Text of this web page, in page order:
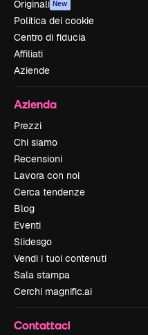
Originali New
Politica dei cookie
Centro di fiducia
Affiliati
Aziende
Azienda
Prezzi
Chi siamo
Recensioni
Lavora con noi
Cerca tendenze
Blog
Eventi
Slidesgo
Vendi i tuoi contenuti
Sala stampa
Cerchi magnific.ai
Contattaci